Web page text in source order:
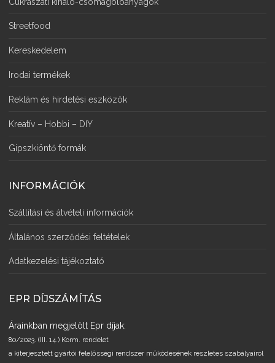
Streetfood
Kereskedelem
Irodai termékek
Reklám és hirdetési eszközök
Kreatív – Hobbi – DIY
Gipszkiöntő formák
INFORMÁCIÓK
Szállítási és átvételi információk
Általános szerződési feltételek
Adatkezelési tájékoztató
EPR DÍJSZÁMÍTÁS
Árainkban megjelölt Epr díjak:
80/2023. (III. 14.) Korm. rendelet
a kiterjesztett gyártói felelősségi rendszer működésének részletes szabályairól